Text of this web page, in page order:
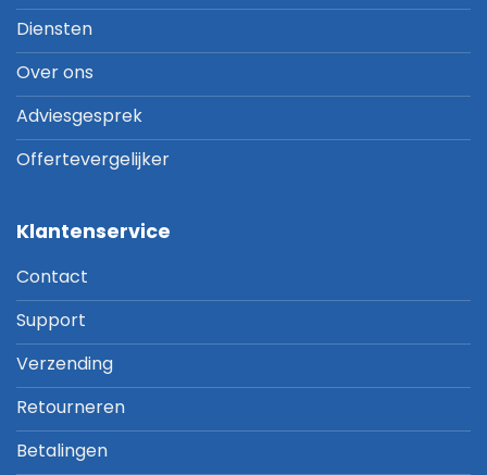
Diensten
Over ons
Adviesgesprek
Offertevergelijker
Klantenservice
Contact
Support
Verzending
Retourneren
Betalingen